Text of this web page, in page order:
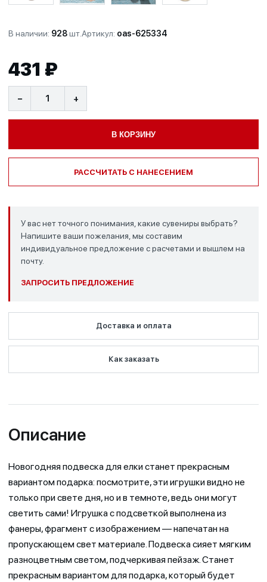
В наличии: 928шт.Артикул: oas-625334
431 ₽
− +
В КОРЗИНУ
РАССЧИТАТЬ С НАНЕСЕНИЕМ
У вас нет точного понимания, какие сувениры выбрать?
Напишите ваши пожелания, мы составим
индивидуальное предложение с расчетами и вышлем на
почту.
ЗАПРОСИТЬ ПРЕДЛОЖЕНИЕ
Доставка и оплата
Как заказать
Описание
Новогодняя подвеска для елки станет прекрасным
вариантом подарка: посмотрите, эти игрушки видно не
только при свете дня, но и в темноте, ведь они могут
светить сами! Игрушка с подсветкой выполнена из
фанеры, фрагмент с изображением — напечатан на
пропускающем свет материале. Подвеска сияет мягким
разноцветным светом, подчеркивая пейзаж. Станет
прекрасным вариантом для подарка, который будет